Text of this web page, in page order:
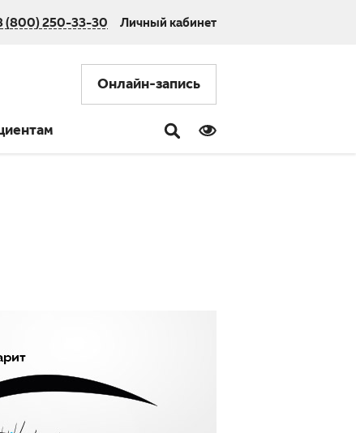
(800) 250-33-30 Личный кабинет
Онлайн-запись